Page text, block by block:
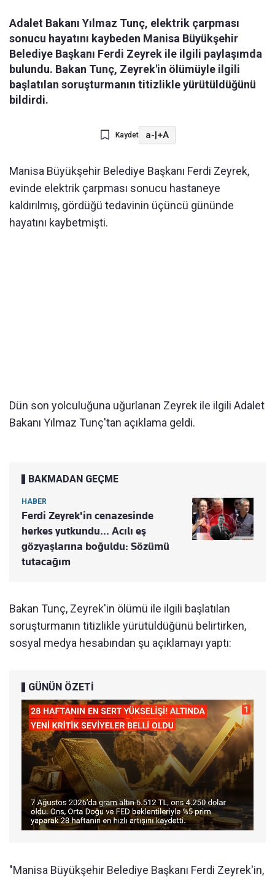
Adalet Bakanı Yılmaz Tunç, elektrik çarpması
sonucu hayatını kaybeden Manisa Büyükşehir
Belediye Başkanı Ferdi Zeyrek ile ilgili paylaşımda
bulundu. Bakan Tunç, Zeyrek'in ölümüyle ilgili
başlatılan soruşturmanın titizlikle yürütüldüğünü
bildirdi.
Kaydet a-|+A
Manisa Büyükşehir Belediye Başkanı Ferdi Zeyrek,
evinde elektrik çarpması sonucu hastaneye
kaldırılmış, gördüğü tedavinin üçüncü gününde
hayatını kaybetmişti.
Dün son yolculuğuna uğurlanan Zeyrek ile ilgili Adalet
Bakanı Yılmaz Tunç'tan açıklama geldi.
BAKMADAN GEÇME
HABER
Ferdi Zeyrek'in cenazesinde
herkes yutkundu... Acılı eş
gözyaşlarına boğuldu: Sözümü
tutacağım
Bakan Tunç, Zeyrek'in ölümü ile ilgili başlatılan
soruşturmanın titizlikle yürütüldüğünü belirtirken,
sosyal medya hesabından şu açıklamayı yaptı:
GÜNÜN ÖZETİ
"Manisa Büyükşehir Belediye Başkanı Ferdi Zeyrek'in,